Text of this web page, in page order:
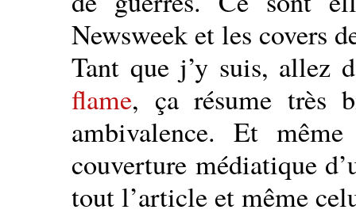
Newsweek et les covers
Tant que j’y suis,
flame, ça résume très
ambivalence. Et
couverture médiatique
tout l’article et même